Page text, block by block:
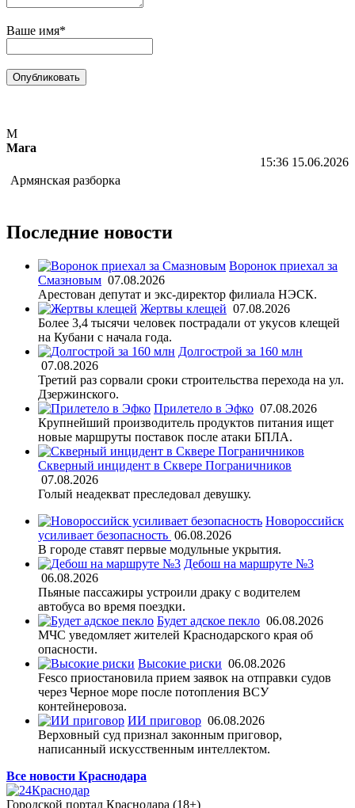
Ваше имя*
М
Мага
15:36 15.06.2026
Армянская разборка
Последние новости
Воронок приехал за
Смазновым 07.08.2026
Арестован депутат и экс-директор филиала НЭСК.
Жертвы клещей 07.08.2026
Более 3,4 тысячи человек пострадали от укусов клещей
на Кубани с начала года.
Долгострой за 160 млн
07.08.2026
Третий раз сорвали сроки строительства перехода на ул.
Дзержинского.
Прилетело в Эфко 07.08.2026
Крупнейший производитель продуктов питания ищет
новые маршруты поставок после атаки БПЛА.
Скверный инцидент в Сквере Пограничников
07.08.2026
Голый неадекват преследовал девушку.
Новороссийск
усиливает безопасность 06.08.2026
В городе ставят первые модульные укрытия.
Дебош на маршруте №3
06.08.2026
Пьяные пассажиры устроили драку с водителем
автобуса во время поездки.
Будет адское пекло 06.08.2026
МЧС уведомляет жителей Краснодарского края об
опасности.
Высокие риски 06.08.2026
Fesco приостановила прием заявок на отправки судов
через Черное море после потопления ВСУ
контейнеровоза.
ИИ приговор 06.08.2026
Верховный суд признал законным приговор,
написанный искусственным интеллектом.
Все новости Краснодара
Городской портал Краснодара (18+)